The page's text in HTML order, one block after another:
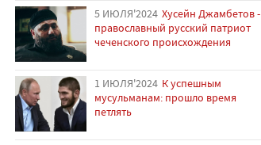
5 ИЮЛЯ'2024 Хусейн Джамбетов -
православный русский патриот
чеченского происхождения
1 ИЮЛЯ'2024 К успешным
мусульманам: прошло время
петлять